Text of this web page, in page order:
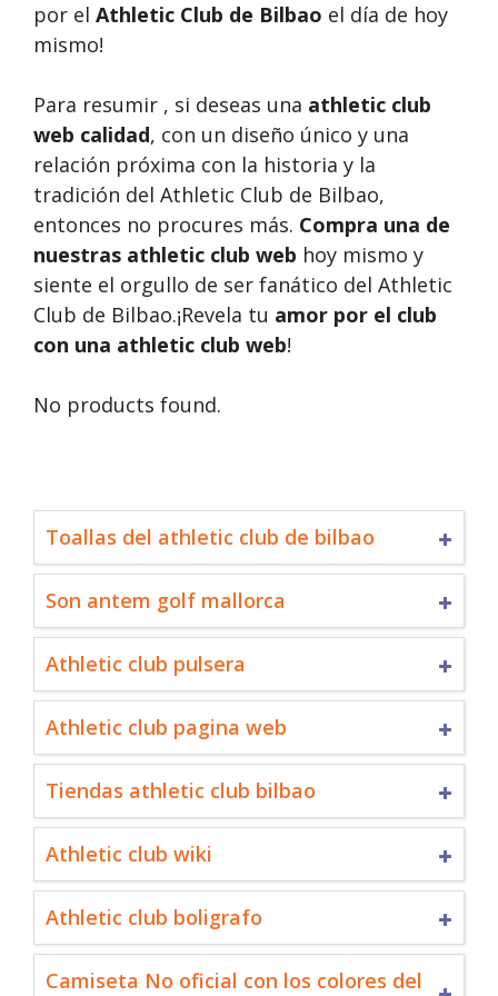
por el Athletic Club de Bilbao el día de hoy
mismo!
Para resumir , si deseas una athletic club
web calidad, con un diseño único y una
relación próxima con la historia y la
tradición del Athletic Club de Bilbao,
entonces no procures más. Compra una de
nuestras athletic club web hoy mismo y
siente el orgullo de ser fanático del Athletic
Club de Bilbao.¡Revela tu amor por el club
con una athletic club web!
No products found.
Toallas del athletic club de bilbao
Son antem golf mallorca
Athletic club pulsera
Athletic club pagina web
Tiendas athletic club bilbao
Athletic club wiki
Athletic club boligrafo
Camiseta No oficial con los colores del